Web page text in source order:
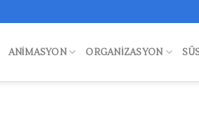
ANIMASYON ORGANIZASYON